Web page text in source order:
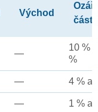
Východ
část
—
10 %
%
— 4 %
— 1 %